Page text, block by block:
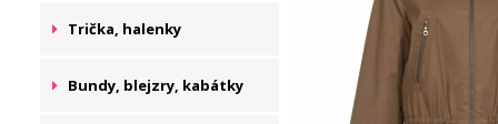
Trička, halenky
Bundy, blejzry, kabátky